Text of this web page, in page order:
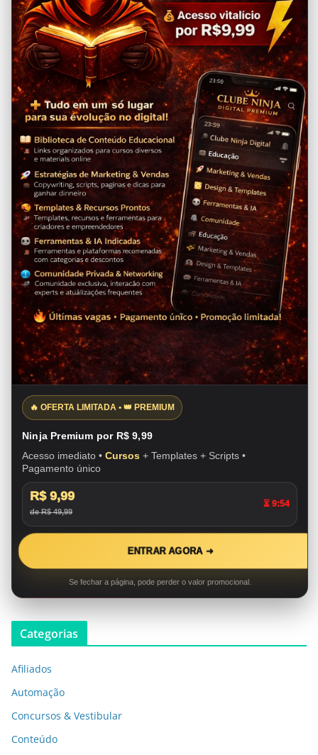
🔥 OFERTA LIMITADA • 👑 PREMIUM
Ninja Premium por R$ 9,99
Acesso imediato • Cursos + Templates + Scripts •
Pagamento único
R$ 9,99
de R$ 49,99
⏳ 9:53
ENTRAR AGORA ➜
Se fechar a página, pode perder o valor promocional.
Categorias
Afiliados
Automação
Concursos & Vestibular
Conteúdo